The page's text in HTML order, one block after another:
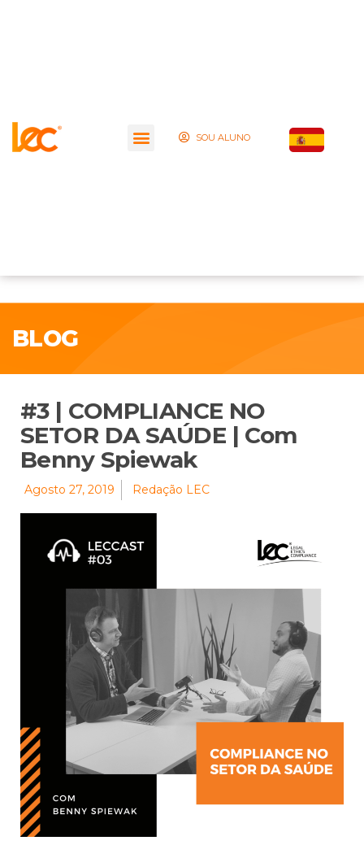
SOU ALUNO
BLOG
#3 | COMPLIANCE NO
SETOR DA SAÚDE | Com
Benny Spiewak
Agosto 27, 2019 Redação LEC